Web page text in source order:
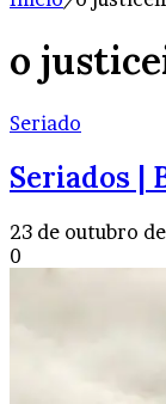
o
Seriado
Seriados |
23 de outubro
0